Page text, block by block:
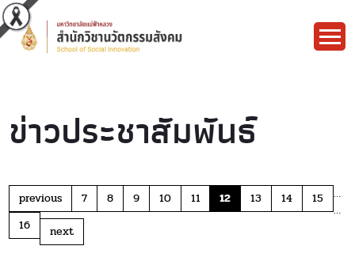
ข่าวประชาสัมพันธ์
previous …
7 8 9 10 11 12 13 14
15
16
…
next